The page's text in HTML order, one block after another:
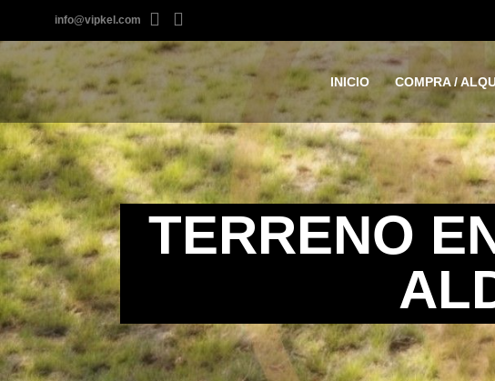
info@vipkel.com
INICIO COMPRA /
TERRENO